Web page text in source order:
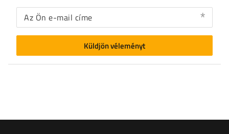
Az Ön e-mail címe
Küldjön véleményt